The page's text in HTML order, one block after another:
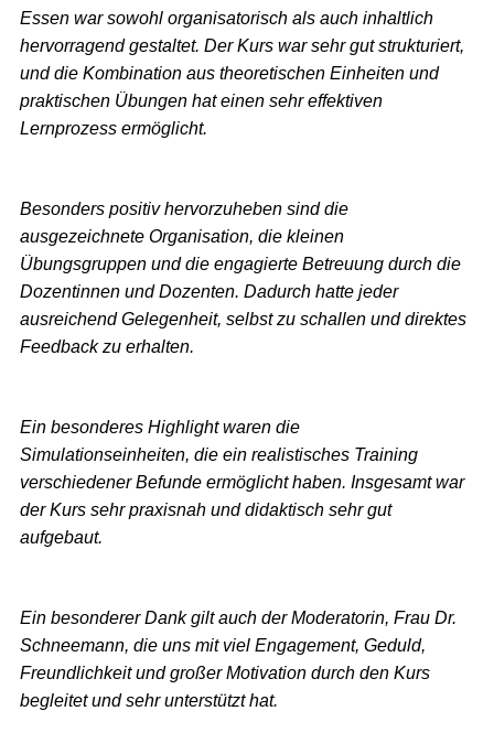
Essen war sowohl organisatorisch als auch inhaltlich
hervorragend gestaltet. Der Kurs war sehr gut strukturiert,
und die Kombination aus theoretischen Einheiten und
praktischen Übungen hat einen sehr effektiven
Lernprozess ermöglicht.
Besonders positiv hervorzuheben sind die
ausgezeichnete Organisation, die kleinen
Übungsgruppen und die engagierte Betreuung durch die
Dozentinnen und Dozenten. Dadurch hatte jeder
ausreichend Gelegenheit, selbst zu schallen und direktes
Feedback zu erhalten.
Ein besonderes Highlight waren die
Simulationseinheiten, die ein realistisches Training
verschiedener Befunde ermöglicht haben. Insgesamt war
der Kurs sehr praxisnah und didaktisch sehr gut
aufgebaut.
Ein besonderer Dank gilt auch der Moderatorin, Frau Dr.
Schneemann, die uns mit viel Engagement, Geduld,
Freundlichkeit und großer Motivation durch den Kurs
begleitet und sehr unterstützt hat.